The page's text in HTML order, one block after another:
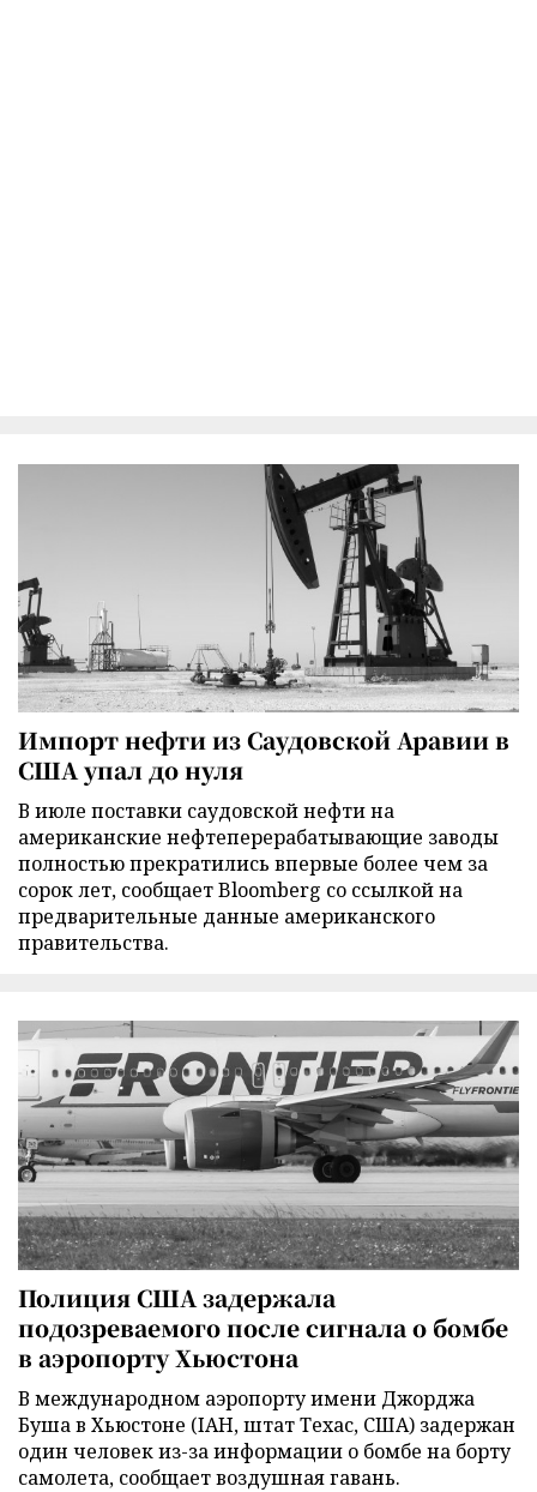
Импорт нефти из Саудовской Аравии в
США упал до нуля
В июле поставки саудовской нефти на
американские нефтеперерабатывающие заводы
полностью прекратились впервые более чем за
сорок лет, сообщает Bloomberg со ссылкой на
предварительные данные американского
правительства.
Полиция США задержала
подозреваемого после сигнала о бомбе
в аэропорту Хьюстона
В международном аэропорту имени Джорджа
Буша в Хьюстоне (IAH, штат Техас, США) задержан
один человек из-за информации о бомбе на борту
самолета, сообщает воздушная гавань.